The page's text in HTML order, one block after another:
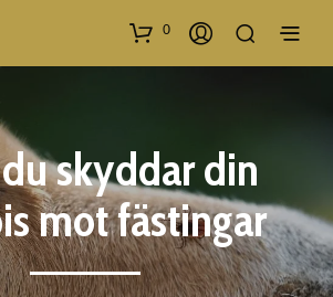
0
skyddar din
mot fästingar